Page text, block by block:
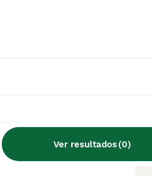
Ver resultados(0)
de spaniel
un cachorro